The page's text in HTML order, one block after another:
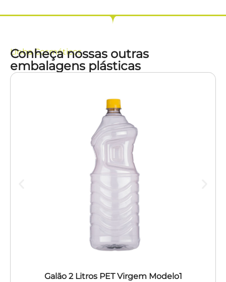
LinhaCosméticos
Conheça nossas outras
embalagens plásticas
Galão 2 Litros PET Virgem Modelo1